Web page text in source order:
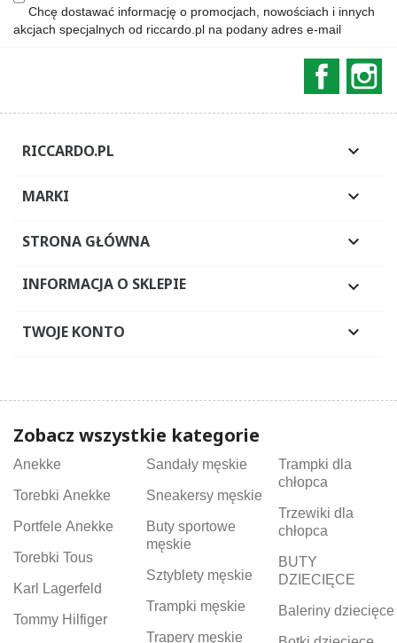
Chcę dostawać informację o promocjach, nowościach i innych
akcjach specjalnych od riccardo.pl na podany adres e-mail
RICCARDO.PL 
MARKI 
STRONA GŁÓWNA 
INFORMACJA O SKLEPIE 
TWOJE KONTO 
Zobacz wszystkie kategorie
Anekke
Torebki Anekke
Portfele Anekke
Torebki Tous
Karl Lagerfeld
Tommy Hilfiger
Sandały męskie
Sneakersy męskie
Buty sportowe
męskie
Sztyblety męskie
Trampki męskie
Trapery męskie
Trampki dla
chłopca
Trzewiki dla
chłopca
BUTY
DZIECIĘCE
Baleriny dziecięce